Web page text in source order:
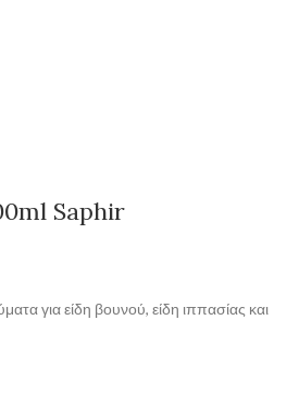
Saphir
για είδη βουνού, είδη ιππασίας και